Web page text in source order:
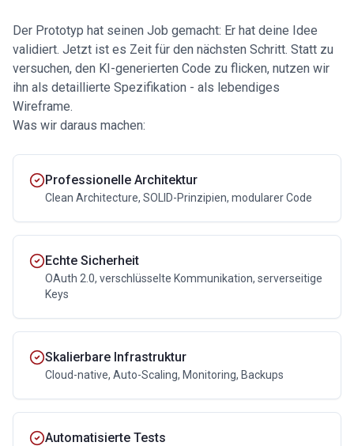
Der Prototyp hat seinen Job gemacht: Er hat deine Idee
validiert. Jetzt ist es Zeit für den nächsten Schritt. Statt zu
versuchen, den KI-generierten Code zu flicken, nutzen wir
ihn als detaillierte Spezifikation - als lebendiges
Wireframe.
Was wir daraus machen:
Professionelle Architektur
Clean Architecture, SOLID-Prinzipien, modularer Code
Echte Sicherheit
OAuth 2.0, verschlüsselte Kommunikation, serverseitige
Keys
Skalierbare Infrastruktur
Cloud-native, Auto-Scaling, Monitoring, Backups
Automatisierte Tests